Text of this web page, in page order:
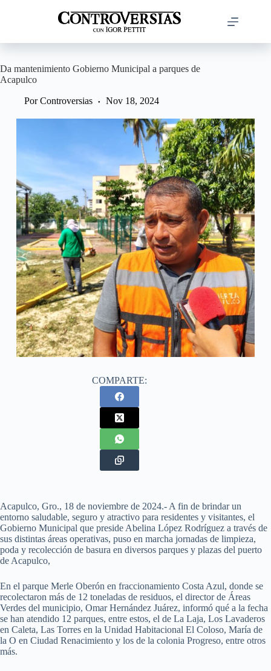
Da mantenimiento Gobierno Municipal a parques de
Acapulco
Por Controversias Nov 18, 2024
COMPARTE:
Acapulco, Gro., 18 de noviembre de 2024.- A fin de brindar un
entorno saludable, seguro y atractivo para residentes y visitantes, el
Gobierno Municipal que preside Abelina López Rodríguez a través de
sus distintas áreas operativas, puso en marcha jornadas de limpieza,
poda y recolección de basura en diversos parques y plazas del puerto
de Acapulco,
En el parque Merle Oberón en fraccionamiento Costa Azul, donde se
recolectaron más de 12 toneladas de residuos, el director de Áreas
Verdes del municipio, Omar Hernández Juárez, informó qué a la fecha
se han atendido 12 parques, entre estos, el de La Laja, Los Lavaderos
en Caleta, Las Torres en la Unidad Habitacional El Coloso, María de
la O en Ciudad Renacimiento y los de la colonia Progreso, entre otros
más.